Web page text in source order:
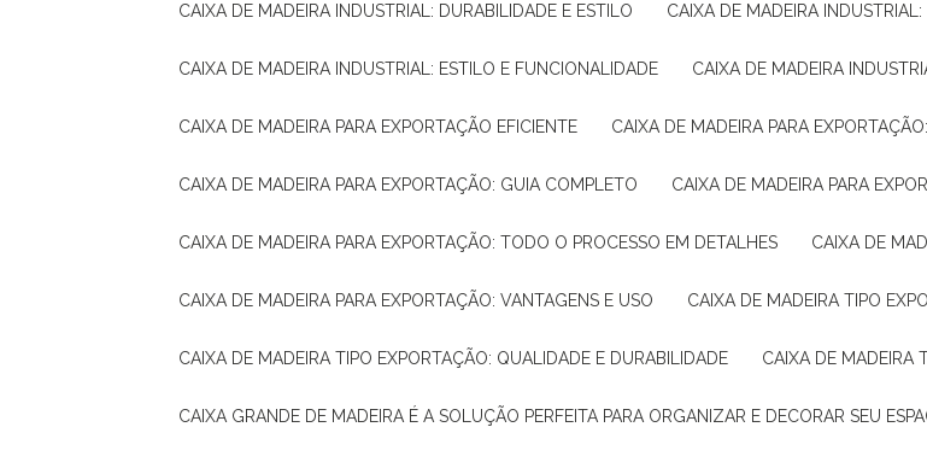
CAIXA DE MADEIRA INDUSTRIAL: DURABILIDADE E ESTILO CAIXA DE MADEIRA
CAIXA DE MADEIRA INDUSTRIAL: ESTILO E FUNCIONALIDADE CAIXA DE MADEIRA
CAIXA DE MADEIRA PARA EXPORTAÇÃO EFICIENTE CAIXA DE MADEIRA PARA
CAIXA DE MADEIRA PARA EXPORTAÇÃO: GUIA COMPLETO CAIXA DE MADEIRA PARA
CAIXA DE MADEIRA PARA EXPORTAÇÃO: TODO O PROCESSO EM DETALHES CAIXA DE
CAIXA DE MADEIRA PARA EXPORTAÇÃO: VANTAGENS E USO CAIXA DE MADEIRA TIPO
CAIXA DE MADEIRA TIPO EXPORTAÇÃO: QUALIDADE E DURABILIDADE CAIXA DE
CAIXA GRANDE DE MADEIRA É A SOLUÇÃO PERFEITA PARA ORGANIZAR E DECORAR SEU